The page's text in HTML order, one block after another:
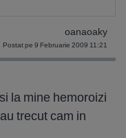
oanaoaky
Postat pe 9 Februarie 2009 11:21
la mine hemoroizi
trecut cam in